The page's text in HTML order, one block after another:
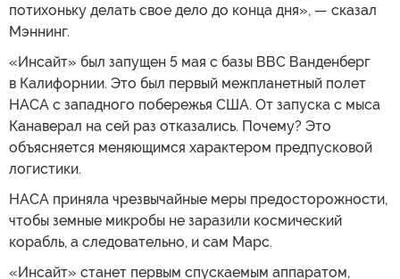
потихоньку делать свое дело до конца дня», — сказал
Мэннинг.
«Инсайт» был запущен 5 мая с базы ВВС Ванденберг
в Калифорнии. Это был первый межпланетный полет
НАСА с западного побережья США. От запуска с мыса
Канаверал на сей раз отказались. Почему? Это
объясняется меняющимся характером предпусковой
логистики.
НАСА приняла чрезвычайные меры предосторожности,
чтобы земные микробы не заразили космический
корабль, а следовательно, и сам Марс.
«Инсайт» станет первым спускаемым аппаратом,